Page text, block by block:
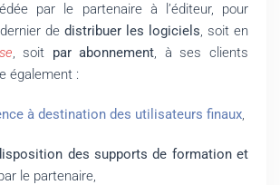
par le partenaire à l’éditeur, pour
de distribuer les logiciels, soit en
, soit par abonnement, à ses clients
également :
à destination des utilisateurs finaux,
des supports de formation et
le partenaire,